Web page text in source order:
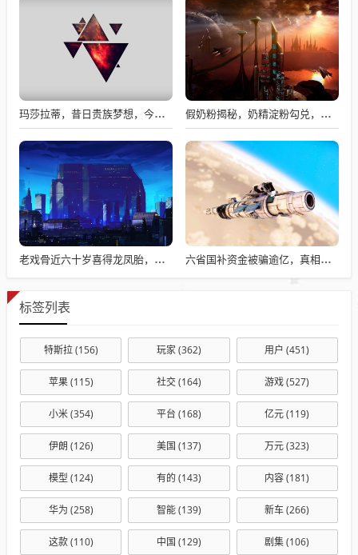
玛莎拉蒂，昔日贵族梦想，今日价格亲民触手可及 假奶粉揭秘，奶精淀粉勾兑，流向何处？
老戏骨近六十岁喜得龙凤胎，被误认作爷爷背后的故事揭秘 六省国补资金被骗逾亿，真相揭秘与违规操作背后的故事
标签列表
特斯拉(156) 玩家(362) 用户 (451)
苹果(115) 社交(164) 游戏(527)
小米(354) 平台 (168) 亿元(119)
伊朗 (126) 美国 (137) 万元(323)
模型 (124) 有的 (143) 内容(181)
华为 (258) 智能(139) 新车(266)
这款(110) 中国 (129) 剧集(106)